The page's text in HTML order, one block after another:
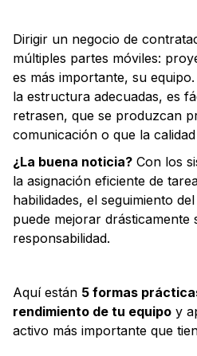
Dirigir un negocio de
múltiples partes móviles:
es más importante, su
la estructura adecuadas, es
retrasen, que se produzcan
comunicación o que la
¿La buena noticia? Con los
la asignación eficiente de
habilidades, el seguimiento
puede mejorar drásticamente
responsabilidad.
Aquí están 5 formas
rendimiento de tu equipo y
activo más importante que